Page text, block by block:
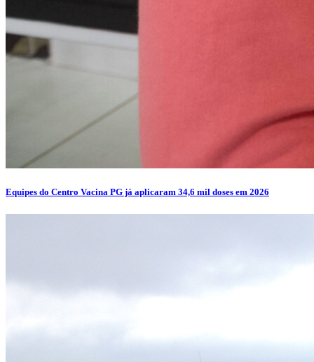
Equipes do Centro Vacina PG já aplicaram 34,6 mil doses em 2026